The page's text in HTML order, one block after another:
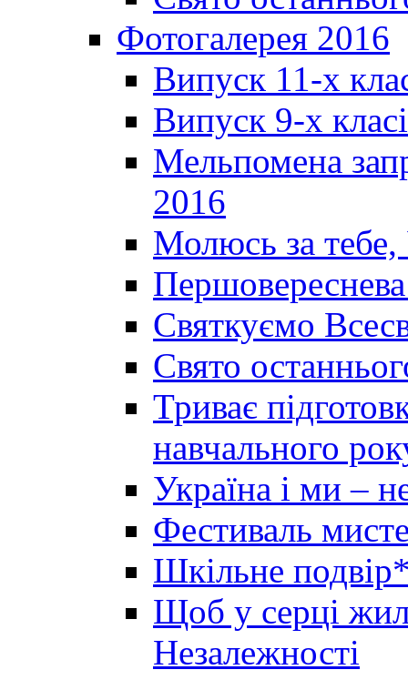
Фотогалерея 2016
Випуск 11-х
Випуск 9-х
Мельпомена
2016
Молюсь за тебе,
Святкуємо
Свято
Триває
навчального
Україна і ми –
Фестиваль
Шкільне
Щоб у серці
Незалежності